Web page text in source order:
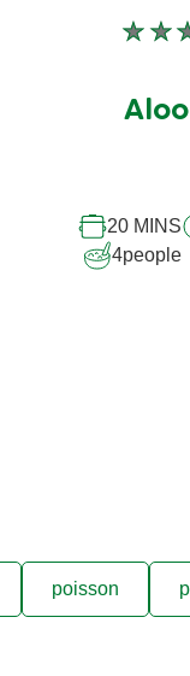
20 MINS
4people
poisson